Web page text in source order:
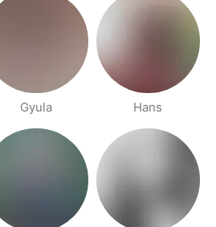
Gyula Hans